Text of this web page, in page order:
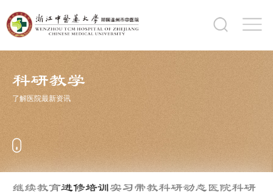
科研教学
了解医院最新资讯
继续教育进修培训实习带教科研动态医院科研